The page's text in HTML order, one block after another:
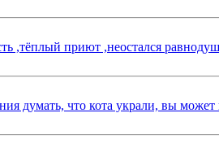
,тёплый приют ,неостался
что кота украли, вы может